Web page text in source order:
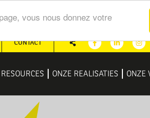
vous nous donnez votre
ONZE REALISATIES ONZE
CONTACT
FacebookLinkedin
Share